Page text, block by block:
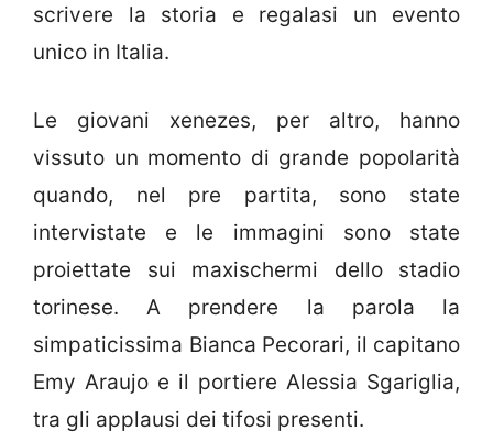
scrivere la storia e regalasi un evento
unico in Italia.
Le giovani xenezes, per altro, hanno
vissuto un momento di grande popolarità
quando, nel pre partita, sono state
intervistate e le immagini sono state
proiettate sui maxischermi dello stadio
torinese. A prendere la parola la
simpaticissima Bianca Pecorari, il capitano
Emy Araujo e il portiere Alessia Sgariglia,
tra gli applausi dei tifosi presenti.